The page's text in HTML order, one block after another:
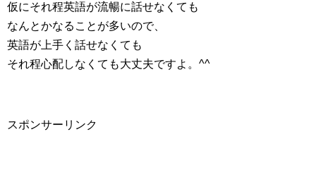
仮にそれ程英語が流暢に話せなくても
なんとかなることが多いので、
英語が上手く話せなくても
それ程心配しなくても大丈夫ですよ。^^
スポンサーリンク